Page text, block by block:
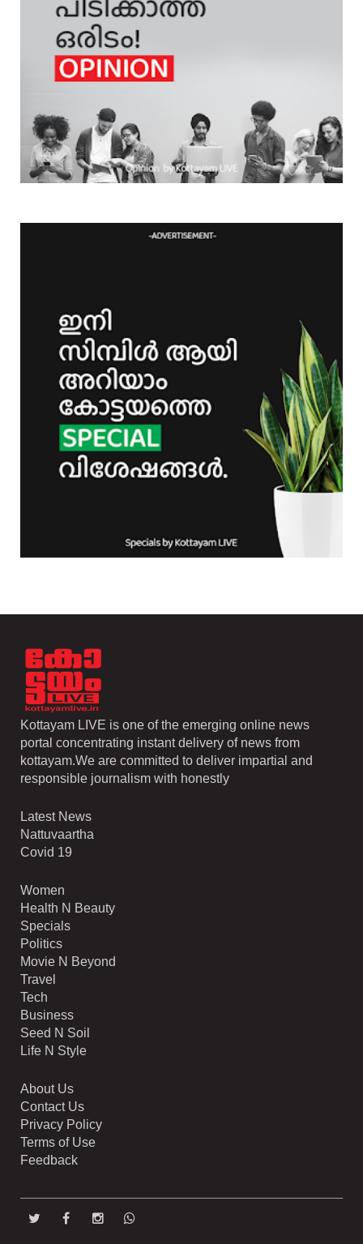
Kottayam LIVE is one of the emerging online news
portal concentrating instant delivery of news from
kottayam.We are committed to deliver impartial and
responsible journalism with honestly
Latest News
Nattuvaartha
Covid 19
Women
Health N Beauty
Specials
Politics
Movie N Beyond
Travel
Tech
Business
Seed N Soil
Life N Style
About Us
Contact Us
Privacy Policy
Terms of Use
Feedback